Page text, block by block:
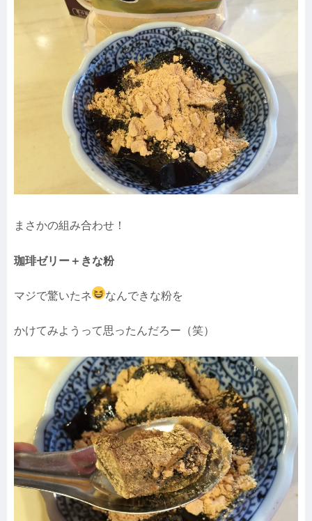
まさかの組み合わせ！
珈琲ゼリー＋きな粉
マジで驚いたネ なんできな粉を
かけてみようって思ったんだろー（笑）